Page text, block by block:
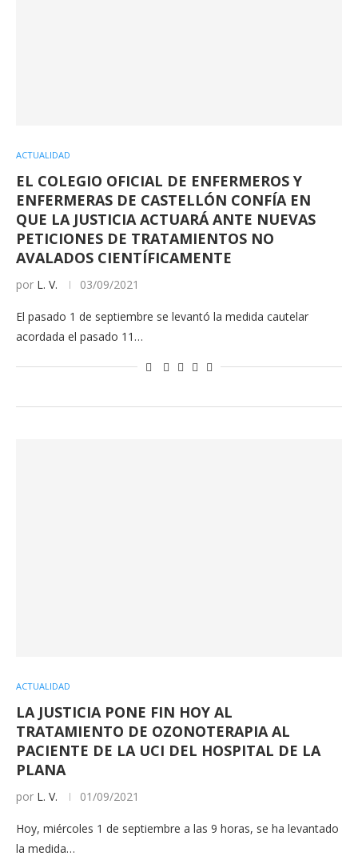
ACTUALIDAD
EL COLEGIO OFICIAL DE ENFERMEROS Y
ENFERMERAS DE CASTELLÓN CONFÍA EN
QUE LA JUSTICIA ACTUARÁ ANTE NUEVAS
PETICIONES DE TRATAMIENTOS NO
AVALADOS CIENTÍFICAMENTE
por L. V. 03/09/2021
El pasado 1 de septiembre se levantó la medida cautelar
acordada el pasado 11…
ACTUALIDAD
LA JUSTICIA PONE FIN HOY AL
TRATAMIENTO DE OZONOTERAPIA AL
PACIENTE DE LA UCI DEL HOSPITAL DE LA
PLANA
por L. V. 01/09/2021
Hoy, miércoles 1 de septiembre a las 9 horas, se ha levantado
la medida…